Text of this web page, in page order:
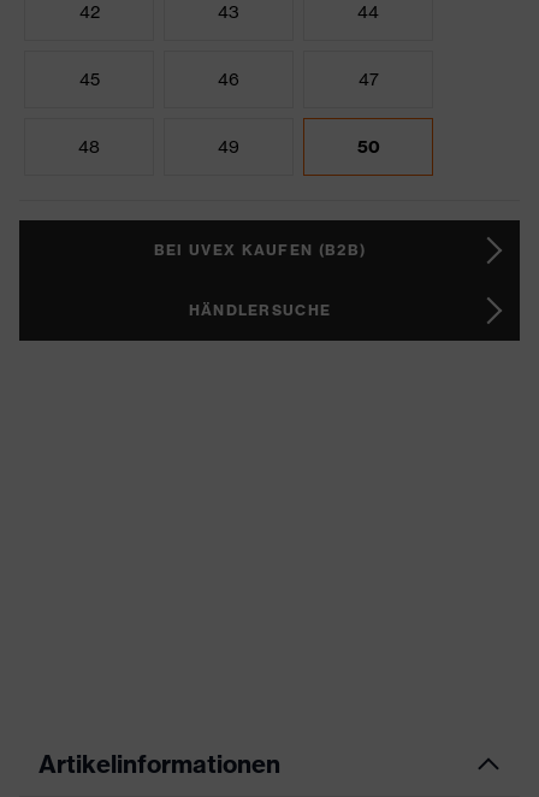
42 43 44
45 46 47
48 49 50
BEI UVEX KAUFEN (B2B)
HÄNDLERSUCHE
Artikelinformationen